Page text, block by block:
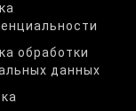
обработки
данных